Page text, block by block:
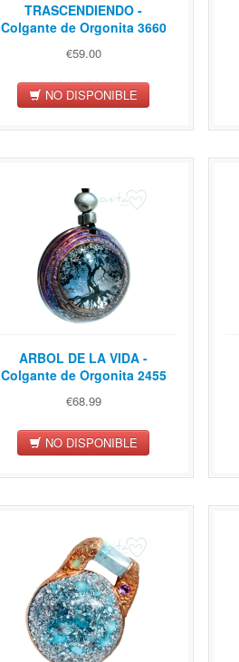
TRASCENDIENDO -
Colgante de Orgonita 3660
€59.00
NO DISPONIBLE
ARBOL DE LA VIDA -
Colgante de Orgonita 2455
€68.99
NO DISPONIBLE